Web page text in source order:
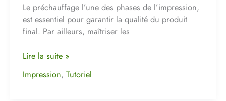
Le préchauffage l’une des phases de l’impression,
est essentiel pour garantir la qualité du produit
final. Par ailleurs, maîtriser les
phases
de
l’impression
Lire la suite »
Impression, Tutoriel